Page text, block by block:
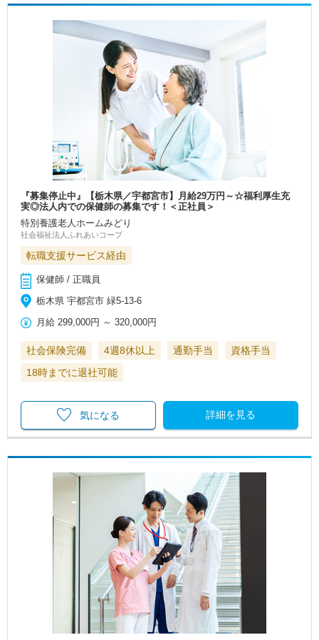
『募集停止中』【栃木県／宇都宮市】月給29万円～☆福利厚生充
実◎法人内での保健師の募集です！＜正社員＞
特別養護老人ホームみどり
社会福祉法人ふれあいコープ
転職支援サービス経由
保健師 / 正職員
栃木県 宇都宮市 緑5-13-6
月給 299,000円 ～320,000円
社会保険完備 4週8休以上 通勤手当
資格手当
18時までに退社可能
詳細を見る
気になる